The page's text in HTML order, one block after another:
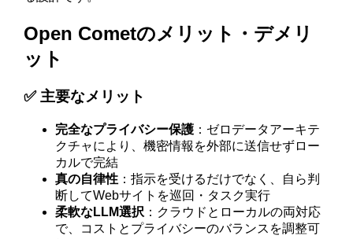
Open Cometのメリット・デメリ
ット
✅ 主要なメリット
完全なプライバシー保護 ：ゼロデータアーキテ
クチャにより、機密情報を外部に送信せずロー
カルで完結
真の自律性 ：指示を受けるだけでなく、自ら判
断してWebサイトを巡回・タスク実行
柔軟なLLM選択 ：クラウドとローカルの両対応
で、コストとプライバシーのバランスを調整可